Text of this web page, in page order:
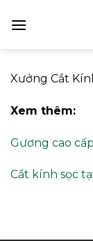
Xưởng Cắt
Xem thêm:
Gương cao cấp
Cắt kính sọc